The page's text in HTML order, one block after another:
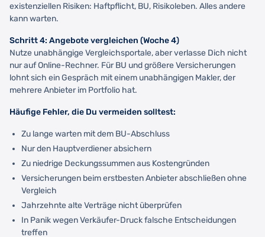
existenziellen Risiken: Haftpflicht, BU, Risikoleben. Alles andere
kann warten.
Schritt 4: Angebote vergleichen (Woche 4)
Nutze unabhängige Vergleichsportale, aber verlasse Dich nicht
nur auf Online-Rechner. Für BU und größere Versicherungen
lohnt sich ein Gespräch mit einem unabhängigen Makler, der
mehrere Anbieter im Portfolio hat.
Häufige Fehler, die Du vermeiden solltest:
Zu lange warten mit dem BU-Abschluss
Nur den Hauptverdiener absichern
Zu niedrige Deckungssummen aus Kostengründen
Versicherungen beim erstbesten Anbieter abschließen ohne
Vergleich
Jahrzehnte alte Verträge nicht überprüfen
In Panik wegen Verkäufer-Druck falsche Entscheidungen
treffen